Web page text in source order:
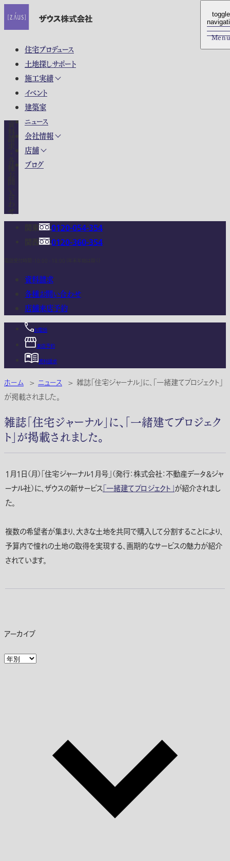
住宅プロデュース
土地探しサポート
施工実績
イベント
建築家
ニュース
会社情報
店舗
ブログ
toggle
Menu
toggle
Menu
0120-054-354
0120-360-354
資料請求
各種お問い合わせ
店舗来店予約
お電話
来店予約
資料請求
ホーム > ニュース > 雑誌「住宅ジャーナル」に、「一緒建てプロジェクト」
が掲載されました。
雑誌「住宅ジャーナル」に、「一緒建てプロジェク
ト」が掲載されました。
1月1日（月）「住宅ジャーナル1月号」（発行：株式会社：不動産データ＆ジャ
ーナル社）に、ザウスの新サービス「一緒建てプロジェクト」が紹介されまし
た。
複数の希望者が集まり、大きな土地を共同で購入して分割することにより、
予算内で憧れの土地の取得を実現する、画期的なサービスの魅力が紹介
されています。
アーカイブ